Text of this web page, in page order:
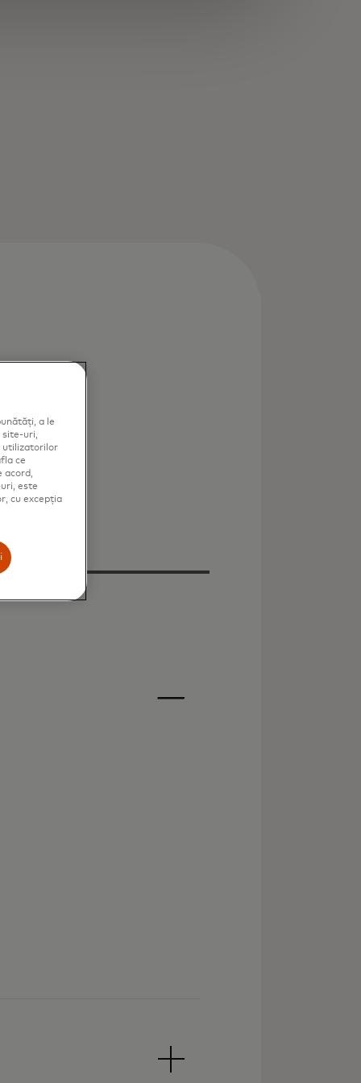
a le
uri,
utilizatorilor
ce
este
cu excepția